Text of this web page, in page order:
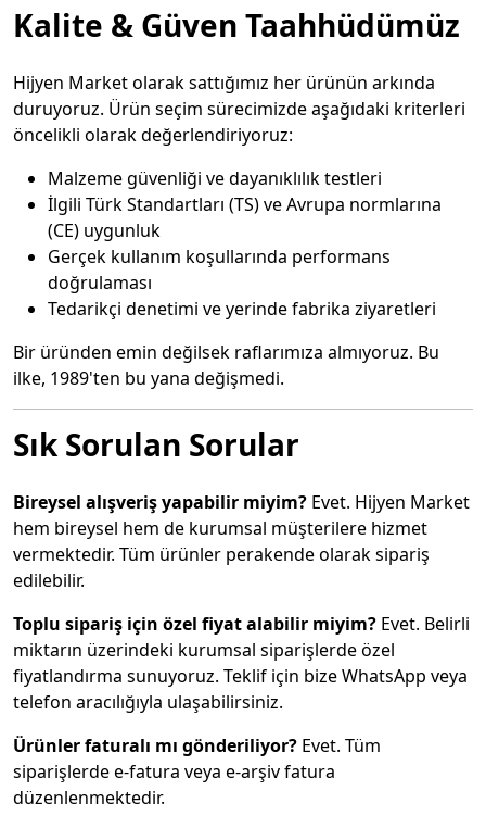
Kalite & Güven Taahhüdümüz
Hijyen Market olarak sattığımız her ürünün arkında
duruyoruz. Ürün seçim sürecimizde aşağıdaki kriterleri
öncelikli olarak değerlendiriyoruz:
Malzeme güvenliği ve dayanıklılık testleri
İlgili Türk Standartları (TS) ve Avrupa normlarına
(CE) uygunluk
Gerçek kullanım koşullarında performans
doğrulaması
Tedarikçi denetimi ve yerinde fabrika ziyaretleri
Bir üründen emin değilsek raflarımıza almıyoruz. Bu
ilke, 1989'ten bu yana değişmedi.
Sık Sorulan Sorular
Bireysel alışveriş yapabilir miyim? Evet. Hijyen Market
hem bireysel hem de kurumsal müşterilere hizmet
vermektedir. Tüm ürünler perakende olarak sipariş
edilebilir.
Toplu sipariş için özel fiyat alabilir miyim? Evet. Belirli
miktarın üzerindeki kurumsal siparişlerde özel
fiyatlandırma sunuyoruz. Teklif için bize WhatsApp veya
telefon aracılığıyla ulaşabilirsiniz.
Ürünler faturalı mı gönderiliyor? Evet. Tüm
siparişlerde e-fatura veya e-arşiv fatura
düzenlenmektedir.